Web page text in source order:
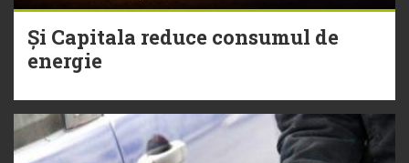
Și Capitala reduce consumul de
energie